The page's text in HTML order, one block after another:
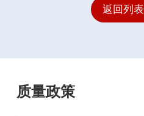
返回列表
质量政策